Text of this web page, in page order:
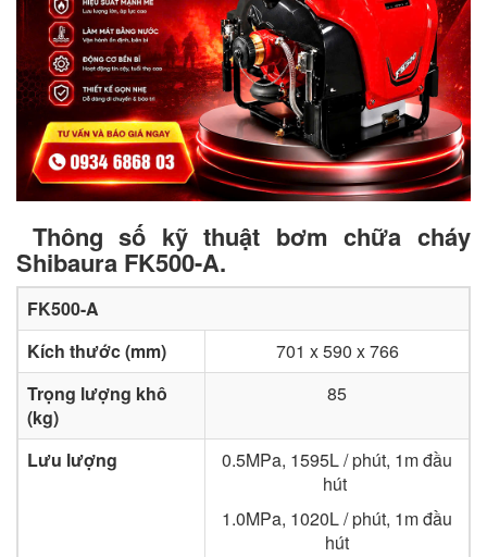
Thông số kỹ thuật bơm chữa cháy
Shibaura FK500-A.
FK500-A
Kích thước (mm)
701 x 590 x 766
Trọng lượng khô
(kg)
85
Lưu lượng
0.5MPa, 1595L / phút, 1m đầu
hút
1.0MPa, 1020L / phút, 1m đầu
hút